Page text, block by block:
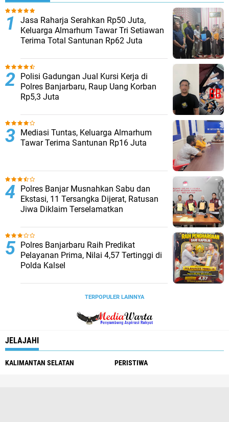
Jasa Raharja Serahkan Rp50 Juta,
Keluarga Almarhum Tawar Tri Setiawan
Terima Total Santunan Rp62 Juta
Polisi Gadungan Jual Kursi Kerja di
Polres Banjarbaru, Raup Uang Korban
Rp5,3 Juta
Mediasi Tuntas, Keluarga Almarhum
Tawar Terima Santunan Rp16 Juta
Polres Banjar Musnahkan Sabu dan
Ekstasi, 11 Tersangka Dijerat, Ratusan
Jiwa Diklaim Terselamatkan
Polres Banjarbaru Raih Predikat
Pelayanan Prima, Nilai 4,57 Tertinggi di
Polda Kalsel
TERPOPULER LAINNYA
JELAJAHI
KALIMANTAN SELATAN PERISTIWA